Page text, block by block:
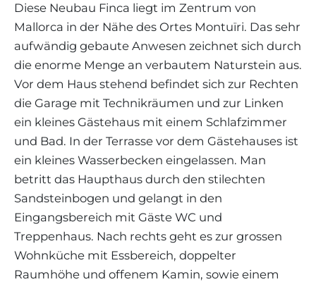
Diese Neubau Finca liegt im Zentrum von
Mallorca in der Nähe des Ortes Montuïri. Das sehr
aufwändig gebaute Anwesen zeichnet sich durch
die enorme Menge an verbautem Naturstein aus.
Vor dem Haus stehend befindet sich zur Rechten
die Garage mit Technikräumen und zur Linken
ein kleines Gästehaus mit einem Schlafzimmer
und Bad. In der Terrasse vor dem Gästehauses ist
ein kleines Wasserbecken eingelassen. Man
betritt das Haupthaus durch den stilechten
Sandsteinbogen und gelangt in den
Eingangsbereich mit Gäste WC und
Treppenhaus. Nach rechts geht es zur grossen
Wohnküche mit Essbereich, doppelter
Raumhöhe und offenem Kamin, sowie einem